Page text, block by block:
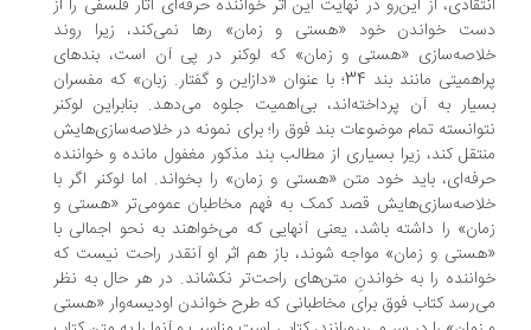
از این‌رو در نهایت این اثر خواننده حرفه‌ای آثار فلسفی را از
خواندن خود «هستی و زمان» رها نمی‌کند، زیرا روند
«هستی و زمان» که لوکنر در پی آن است، بندها‌ی
پراهمیتی مانند بند 34؛ با عنوان «دازاین و گفتار. زبان» که مفسران
به آن پرداخته‌اند، بی‌اهمیت جلوه می‌دهد. بنابراین لوکنر
تمام موضوعات بند فوق را؛ برای نمونه در خلاصه‌سازی‌هایش
کند، زیرا بسیاری از مطالب بند مذکور مغفول مانده و خواننده
باید خود متن «هستی و زمان» را بخواند. اما لوکنر اگر با
قصد کمک به فهم مخاطبان عمومی‌تر «هستی و
را داشته باشد، یعنی آنهایی که می‌خواهند به نحو اجمالی با
و زمان» مواجه شوند، باز هم اثر او آنقدر راحت نیست که
را به خواندنِ متن‌های راحت‌تر نکشاند. در هر حال به ‌نظر
کتاب فوق برای مخاطبانی که طرح خواندن اودیسه‌وار «هستی